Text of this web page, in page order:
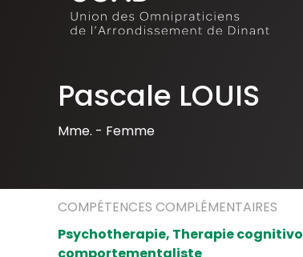
Pascale LOUIS
Mme. - Femme
COMPÉTENCES COMPLÉMENTAIRES
Psychotherapie, Therapie cognitivo
comportementaliste